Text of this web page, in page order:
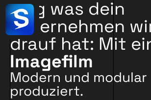
Zeig was dein
Unternehmen
drauf hat: Mit
Imagefilm
Modern und modular
produziert.